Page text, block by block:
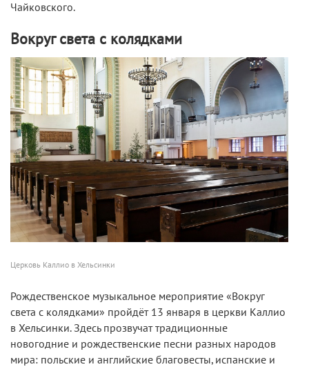
Чайковского.
Вокруг света с колядками
Церковь Каллио в Хельсинки
Рождественское музыкальное мероприятие «Вокруг
света с колядками» пройдёт 13 января в церкви Каллио
в Хельсинки. Здесь прозвучат традиционные
новогодние и рождественские песни разных народов
мира: польские и английские благовесты, испанские и